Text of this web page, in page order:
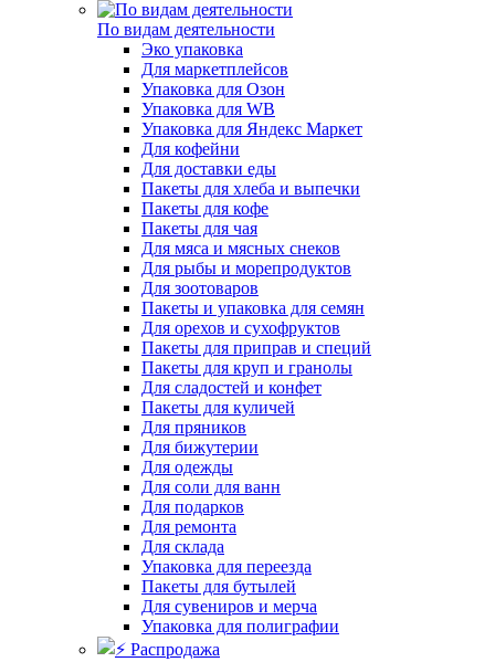
По видам деятельности
Эко упаковка
Для маркетплейсов
Упаковка для Озон
Упаковка для WB
Упаковка для Яндекс Маркет
Для кофейни
Для доставки еды
Пакеты для хлеба и выпечки
Пакеты для кофе
Пакеты для чая
Для мяса и мясных снеков
Для рыбы и морепродуктов
Для зоотоваров
Пакеты и упаковка для семян
Для орехов и сухофруктов
Пакеты для приправ и специй
Пакеты для круп и гранолы
Для сладостей и конфет
Пакеты для куличей
Для пряников
Для бижутерии
Для одежды
Для соли для ванн
Для подарков
Для ремонта
Для склада
Упаковка для переезда
Пакеты для бутылей
Для сувениров и мерча
Упаковка для полиграфии